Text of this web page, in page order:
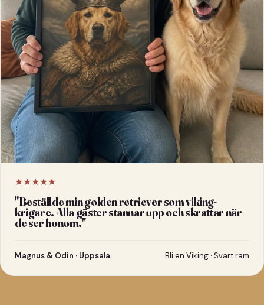
★★★★★
"Beställde min golden retriever som viking-
krigare. Alla gäster stannar upp och skrattar när
de ser honom."
Magnus & Odin · Uppsala Bli en Viking · Svart ram